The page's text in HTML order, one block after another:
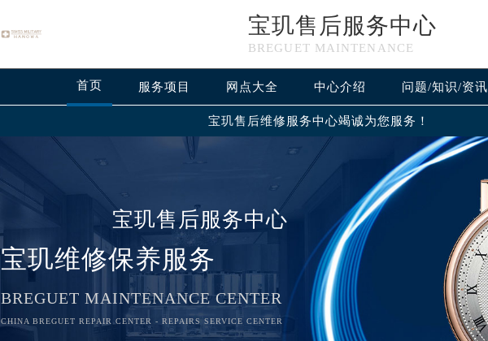
宝玑售后服务中心
BREGUET MAINTENANCE
首页 服务项目 网点大全 中心介绍 问题/知识/资讯
宝玑售后维修服务中心竭诚为您服务！
宝玑售后服务中心
宝玑维修保养服务
BREGUET MAINTENANCE CENTER
CHINA BREGUET REPAIR CENTER - REPAIRS SERVICE CENTER